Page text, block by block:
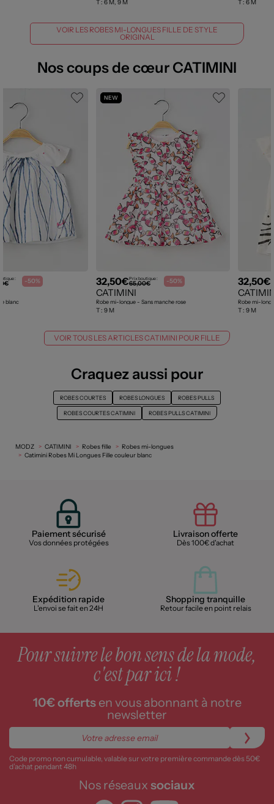
T : 6 M, 9 M T : 6 M
VOIR LES ROBES MI-LONGUES FILLE DE STYLE
ORIGINAL
Nos coups de cœur CATIMINI
: -50%
blanc
NEW
32,50€Prix boutique :
65,00€ -50%
CATIMINI
Robe mi-longue - Sans manche rose
T : 9 M
32,50€
Robe mi-
T : 9 M
VOIR TOUS LES ARTICLES CATIMINI POUR FILLE
Craquez aussi pour
ROBES COURTES ROBES LONGUES ROBES PULLS
ROBES COURTES CATIMINI ROBES PULLS CATIMINI
MODZ CATIMINI Robes fille
Robes mi-longues
Catimini Robes Mi Longues Fille couleur blanc
Paiement sécurisé
Vos données protégées
Livraison offerte
Dès 100€ d'achat
Expédition rapide
L'envoi se fait en 24H
Shopping tranquille
Retour facile en point relais
Pour suivre le bon sens de la mode,
c'est par ici !
10€ offertsen vous abonnant à notre
newsletter
Code promo non cumulable, valable sur votre première commande dès 50€
d’achat pendant 48h
Nos réseaux sociaux